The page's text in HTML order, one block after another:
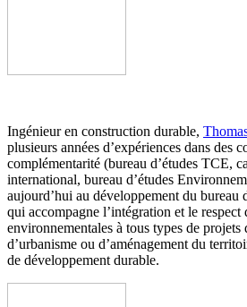
Ingénieur en construction durable,
plusieurs années d’expériences dans des
complémentarité (bureau d’études TCE,
international, bureau d’études
aujourd’hui au développement du bureau
qui accompagne l’intégration et le respect
environnementales à tous types de projets
d’urbanisme ou d’aménagement du
de développement durable.